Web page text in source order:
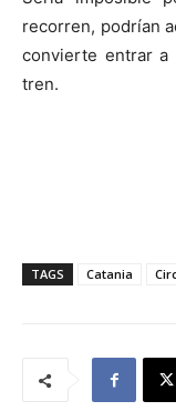
recorren, podrían
convierte entrar a
tren.
TAGS Catania